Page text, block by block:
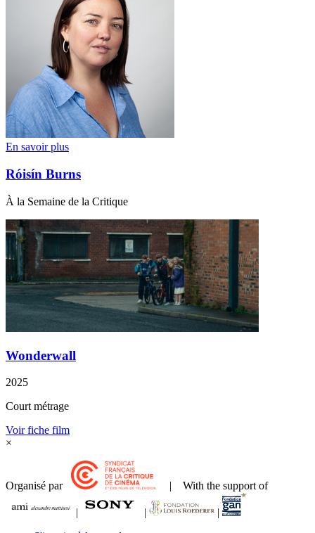
En savoir plus
Róisín Burns
À la Semaine de la Critique
Wonderwall
2025
Court métrage
Voir fiche film
×
Organisé par | With the support of
| |
|